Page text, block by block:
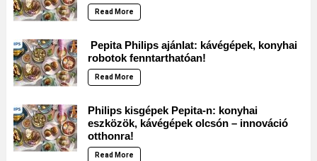
Read More
Pepita Philips ajánlat: kávégépek, konyhai
robotok fenntarthatóan!
Read More
Philips kisgépek Pepita-n: konyhai
eszközök, kávégépek olcsón – innováció
otthonra!
Read More